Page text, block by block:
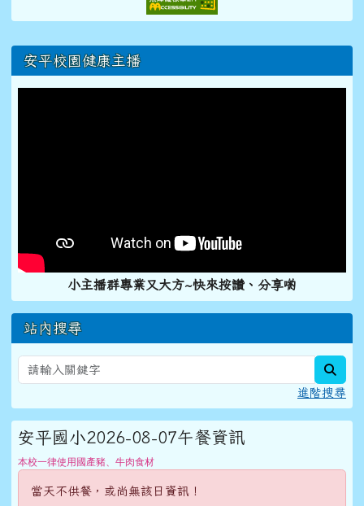
右邊區域內容
安平校園健康主播
小主播群專業又大方~快來按讚、分享喲
站內搜尋
進階搜尋
安平國小2026-08-07午餐資訊
本校一律使用國產豬、牛肉食材
當天不供餐，或尚無該日資訊！